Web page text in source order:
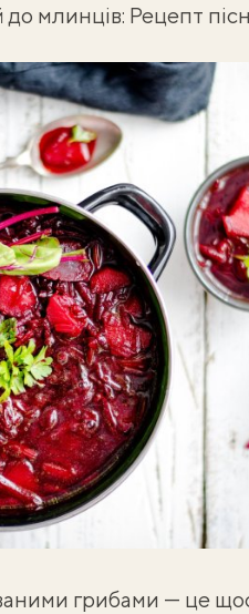
млинців: Рецепт
грибами — це